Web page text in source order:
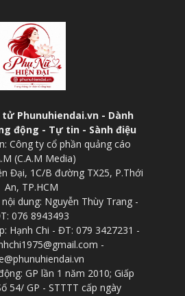
Phunuhiendai.vn - Dành
động - Tự tin - Sành điệu
Công ty cổ phần quảng cáo
(C.A.M Media)
Đại, 1C/B đường TX25, P.Thới
An, TP.HCM
dung: Nguyễn Thùy Trang -
076 8943493
Hạnh Chi - ĐT: 079 3427231 -
-
GP lần 1 năm 2010; Giấp
54/ GP - STTTT cấp ngày